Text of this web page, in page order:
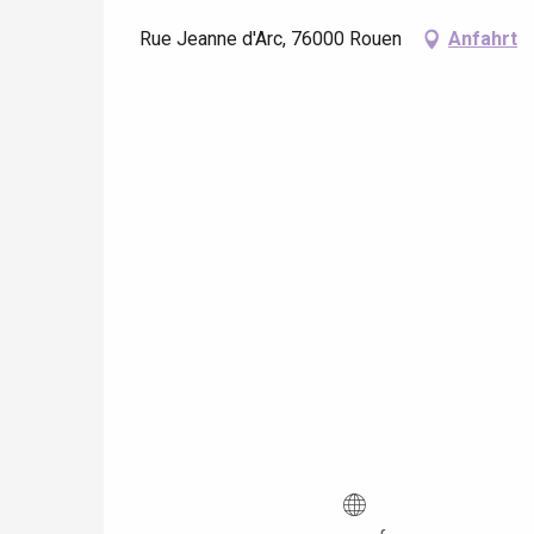
Rue Jeanne d'Arc, 76000 Rouen Anfahrt